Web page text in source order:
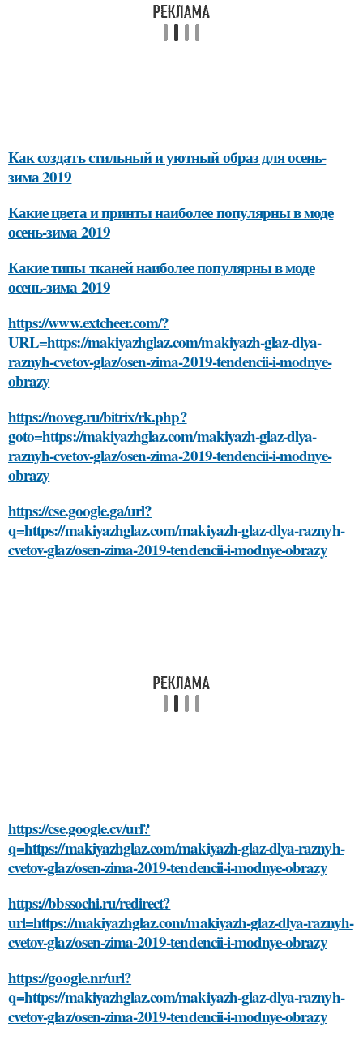
Как создать стильный и уютный образ для осень-
зима 2019
Какие цвета и принты наиболее популярны в моде
осень-зима 2019
Какие типы тканей наиболее популярны в моде
осень-зима 2019
https://www.extcheer.com/?
URL=https://makiyazhglaz.com/makiyazh-glaz-dlya-
raznyh-cvetov-glaz/osen-zima-2019-tendencii-i-modnye-
obrazy
https://noveg.ru/bitrix/rk.php?
goto=https://makiyazhglaz.com/makiyazh-glaz-dlya-
raznyh-cvetov-glaz/osen-zima-2019-tendencii-i-modnye-
obrazy
https://cse.google.ga/url?
q=https://makiyazhglaz.com/makiyazh-glaz-dlya-raznyh-
cvetov-glaz/osen-zima-2019-tendencii-i-modnye-obrazy
https://cse.google.cv/url?
q=https://makiyazhglaz.com/makiyazh-glaz-dlya-raznyh-
cvetov-glaz/osen-zima-2019-tendencii-i-modnye-obrazy
https://bbssochi.ru/redirect?
url=https://makiyazhglaz.com/makiyazh-glaz-dlya-raznyh-
cvetov-glaz/osen-zima-2019-tendencii-i-modnye-obrazy
https://google.nr/url?
q=https://makiyazhglaz.com/makiyazh-glaz-dlya-raznyh-
cvetov-glaz/osen-zima-2019-tendencii-i-modnye-obrazy